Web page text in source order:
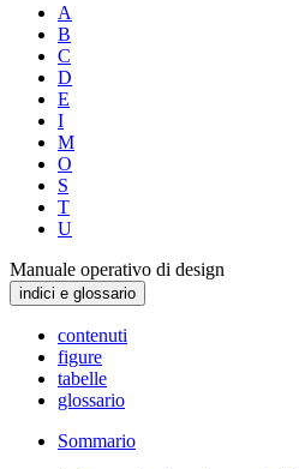
A
B
C
D
E
I
M
O
S
T
U
Manuale operativo di design
indici e glossario
contenuti
figure
tabelle
glossario
Sommario